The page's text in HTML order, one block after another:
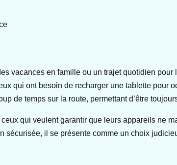
vacances en famille ou un trajet quotidien pour
qui ont besoin de recharger une tablette pour
de temps sur la route, permettant d’être
qui veulent garantir que leurs appareils ne
il se présente comme un choix